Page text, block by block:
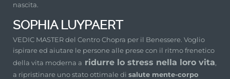
nascita.
SOPHIA LUYPAERT
VEDIC MASTER del Centro Chopra per il Benessere. Voglio
ispirare ed aiutare le persone alle prese con il ritmo frenetico
della vita moderna a ridurre lo stress nella loro vita,
a ripristinare uno stato ottimale di salute mente-corpo